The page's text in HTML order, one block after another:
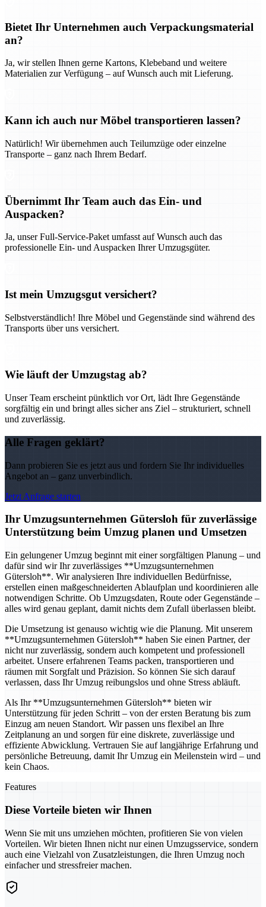
Bietet Ihr Unternehmen auch Verpackungsmaterial
an?
Ja, wir stellen Ihnen gerne Kartons, Klebeband und weitere
Materialien zur Verfügung – auf Wunsch auch mit Lieferung.
Kann ich auch nur Möbel transportieren lassen?
Natürlich! Wir übernehmen auch Teilumzüge oder einzelne
Transporte – ganz nach Ihrem Bedarf.
Übernimmt Ihr Team auch das Ein- und
Auspacken?
Ja, unser Full-Service-Paket umfasst auf Wunsch auch das
professionelle Ein- und Auspacken Ihrer Umzugsgüter.
Ist mein Umzugsgut versichert?
Selbstverständlich! Ihre Möbel und Gegenstände sind während des
Transports über uns versichert.
Wie läuft der Umzugstag ab?
Unser Team erscheint pünktlich vor Ort, lädt Ihre Gegenstände
sorgfältig ein und bringt alles sicher ans Ziel – strukturiert, schnell
und zuverlässig.
Alle Fragen geklärt?
Dann probieren Sie es jetzt aus und fordern Sie Ihr individuelles
Angebot an – ganz unverbindlich.
Jetzt Anfrage starten
Ihr Umzugsunternehmen Gütersloh für zuverlässige
Unterstützung beim Umzug planen und Umsetzen
Ein gelungener Umzug beginnt mit einer sorgfältigen Planung – und
dafür sind wir Ihr zuverlässiges **Umzugsunternehmen
Gütersloh**. Wir analysieren Ihre individuellen Bedürfnisse,
erstellen einen maßgeschneiderten Ablaufplan und koordinieren alle
notwendigen Schritte. Ob Umzugsdaten, Route oder Gegenstände –
alles wird genau geplant, damit nichts dem Zufall überlassen bleibt.
Die Umsetzung ist genauso wichtig wie die Planung. Mit unserem
**Umzugsunternehmen Gütersloh** haben Sie einen Partner, der
nicht nur zuverlässig, sondern auch kompetent und professionell
arbeitet. Unsere erfahrenen Teams packen, transportieren und
räumen mit Sorgfalt und Präzision. So können Sie sich darauf
verlassen, dass Ihr Umzug reibungslos und ohne Stress abläuft.
Als Ihr **Umzugsunternehmen Gütersloh** bieten wir
Unterstützung für jeden Schritt – von der ersten Beratung bis zum
Einzug am neuen Standort. Wir passen uns flexibel an Ihre
Zeitplanung an und sorgen für eine diskrete, zuverlässige und
effiziente Abwicklung. Vertrauen Sie auf langjährige Erfahrung und
persönliche Betreuung, damit Ihr Umzug ein Meilenstein wird – und
kein Chaos.
Features
Diese Vorteile bieten wir Ihnen
Wenn Sie mit uns umziehen möchten, profitieren Sie von vielen
Vorteilen. Wir bieten Ihnen nicht nur einen Umzugsservice, sondern
auch eine Vielzahl von Zusatzleistungen, die Ihren Umzug noch
einfacher und stressfreier machen.